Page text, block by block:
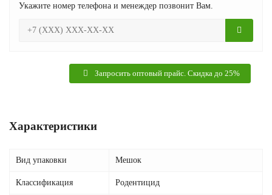
Укажите номер телефона и менеждер позвонит Вам.
Запросить оптовый прайс. Скидка до 25%
Характеристики
Вид упаковки Мешок
Классификация Родентицид